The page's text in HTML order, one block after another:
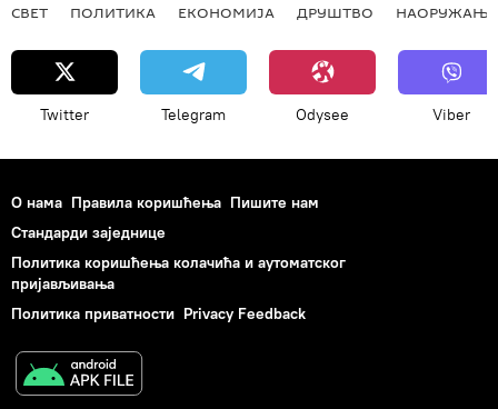
СВЕТ ПОЛИТИКА ЕКОНОМИЈА ДРУШТВО НАОРУЖАЊЕ
Twitter Telegram Odysee Viber
О нама Правила коришћења Пишите нам
Стандарди заједнице
Политика коришћења колачића и аутоматског
пријављивања
Политика приватности Privacy Feedback